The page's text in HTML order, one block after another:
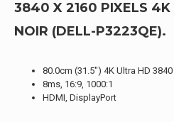
3840 X 2160 PIXELS 4K
NOIR (DELL-P3223QE).
80.0cm (31.5") 4K Ultra HD 3840
8ms, 16:9, 1000:1
HDMI, DisplayPort